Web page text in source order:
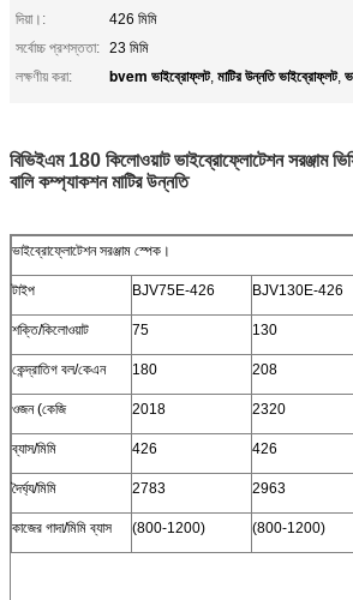
দিয়া।:
426 মিমি
সর্বোচ্চ প্রশস্ততা: 23 মিমি
লক্ষণীয় করা:
bvem ভাইব্রোফ্লট, মাটির উন্নতি ভাইব্রোফ্লট,
বিভিইএম 180 কিলোওয়াট ভাইব্রোফ্লোটেশন সরঞ্জাম
বালি কম্প্যাকশন মাটির উন্নতি
ভাইব্রোফ্লোটেশন সরঞ্জাম স্পেক।
টাইপ BJV75E-426 BJV130E-426
শক্তি/কিলোওয়াট 75 130
কেন্দ্রাতিগ বল/কেএন 180 208
ওজন (কেজি 2018 2320
ব্যাস/মিমি 426 426
দৈর্ঘ্য/মিমি 2783 2963
কাজের গাদা/মিমি ব্যাস (800-1200) (800-1200)